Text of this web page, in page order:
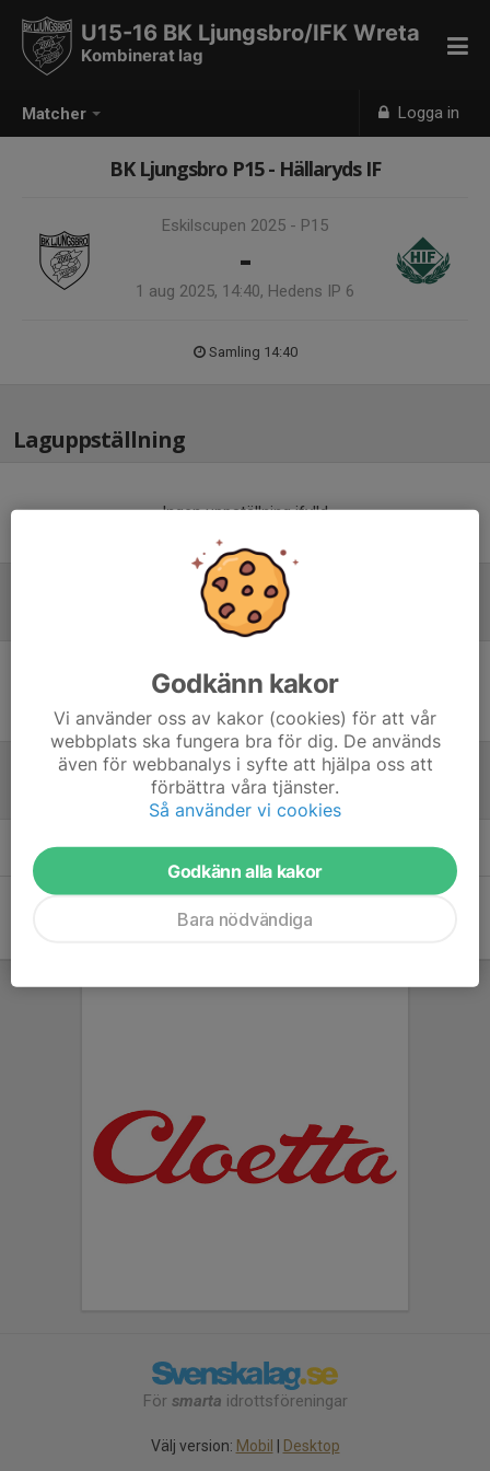
Matcher Logga in
U15-16 BK Ljungsbro/IFK Wreta
Kombinerat lag
BK Ljungsbro P15 - Hällaryds IF
Eskilscupen 2025 - P15
-
1 aug 2025, 14:40, Hedens IP 6
Samling 14:40
Laguppställning
Ingen uppställning ifylld
Inget referat skrivet
Öppna tabell här (nytt fönster)
För smarta idrottsföreningar
Välj version: Mobil Desktop
Godkänn kakor
Vi använder oss av kakor (cookies) för att vår
webbplats ska fungera bra för dig. De används
även för webbanalys i syfte att hjälpa oss att
förbättra våra tjänster.
Så använder vi cookies
Godkänn alla kakor
Bara nödvändiga